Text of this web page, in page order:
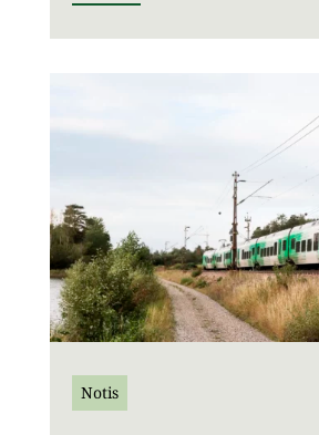
Notis